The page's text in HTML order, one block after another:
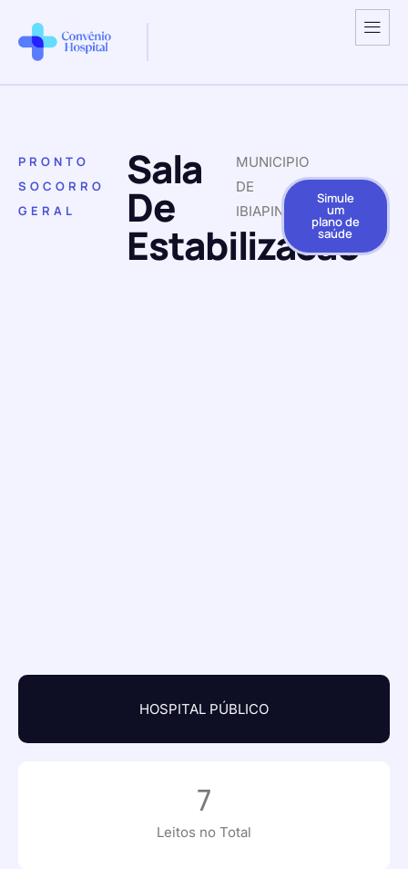
PRONTO
SOCORRO
GERAL
Sala
De
Estabilizacao
MUNICIPIO
DE
IBIAPINA
Simule
um
plano de
saúde
HOSPITAL PÚBLICO
Leitos no Total
7